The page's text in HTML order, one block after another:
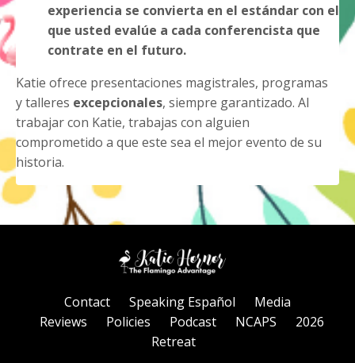
experiencia se convierta en el estándar con el
que usted evalúe a cada conferencista que
contrate en el futuro.
Katie ofrece presentaciones magistrales, programas
y talleres excepcionales, siempre garantizado. Al
trabajar con Katie, trabajas con alguien
comprometido a que este sea el mejor evento de su
historia.
Contact Speaking Español
Media
Reviews
Policies Podcast NCAPS
2026
Retreat